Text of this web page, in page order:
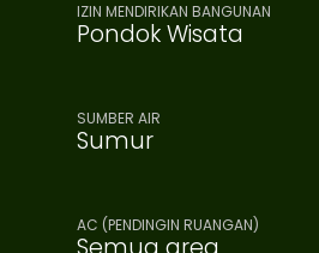
IZIN MENDIRIKAN BANGUNAN
Pondok Wisata
SUMBER AIR
Sumur
AC (PENDINGIN RUANGAN)